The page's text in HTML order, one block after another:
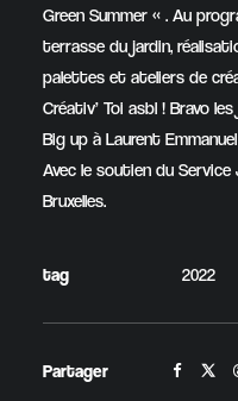
Green Summer « . Au
terrasse du jardin,
palettes et ateliers de
Créativ’ Toi asbl ! Bravo
Big up à Laurent
Avec le soutien du Service
Bruxelles.
tag 2022
Partager